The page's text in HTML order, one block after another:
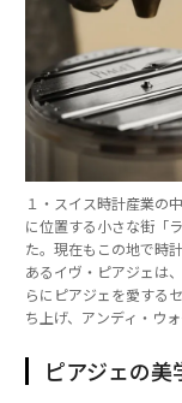
１・スイス時計産業の
に位置する小さな街「
た。現在もこの地で時
あるイヴ・ピアジェは
らにピアジェを愛する
ち上げ、アンディ・ウ
ピアジェの美